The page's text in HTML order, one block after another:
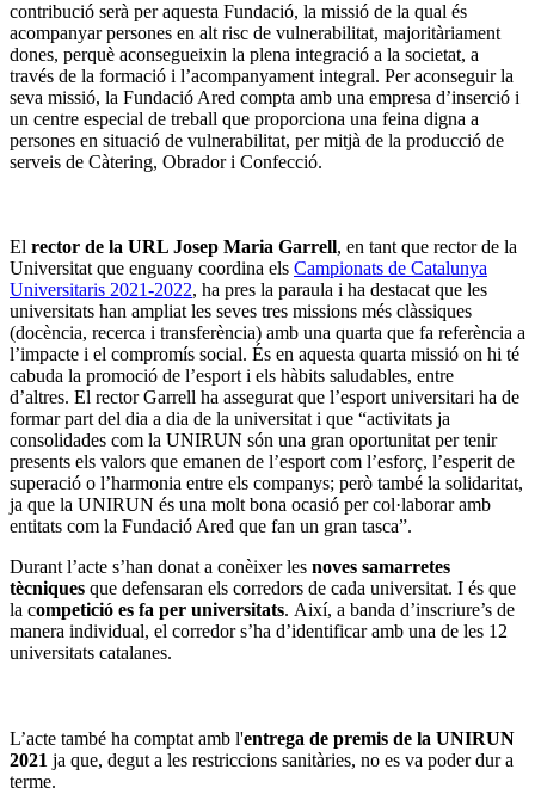
contribució serà per aquesta Fundació, la missió de la qual és
acompanyar persones en alt risc de vulnerabilitat, majoritàriament
dones, perquè aconsegueixin la plena integració a la societat, a
través de la formació i l’acompanyament integral. Per aconseguir la
seva missió, la Fundació Ared compta amb una empresa d’inserció i
un centre especial de treball que proporciona una feina digna a
persones en situació de vulnerabilitat, per mitjà de la producció de
serveis de Càtering, Obrador i Confecció.
El rector de la URL Josep Maria Garrell, en tant que rector de la
Universitat que enguany coordina els Campionats de Catalunya
Universitaris 2021-2022, ha pres la paraula i ha destacat que les
universitats han ampliat les seves tres missions més clàssiques
(docència, recerca i transferència) amb una quarta que fa referència a
l’impacte i el compromís social. És en aquesta quarta missió on hi té
cabuda la promoció de l’esport i els hàbits saludables, entre
d’altres. El rector Garrell ha assegurat que l’esport universitari ha de
formar part del dia a dia de la universitat i que “activitats ja
consolidades com la UNIRUN són una gran oportunitat per tenir
presents els valors que emanen de l’esport com l’esforç, l’esperit de
superació o l’harmonia entre els companys; però també la solidaritat,
ja que la UNIRUN és una molt bona ocasió per col·laborar amb
entitats com la Fundació Ared que fan un gran tasca”.
Durant l’acte s’han donat a conèixer les noves samarretes
tècniques que defensaran els corredors de cada universitat. I és que
la competició es fa per universitats. Així, a banda d’inscriure’s de
manera individual, el corredor s’ha d’identificar amb una de les 12
universitats catalanes.
L’acte també ha comptat amb l'entrega de premis de la UNIRUN
2021 ja que, degut a les restriccions sanitàries, no es va poder dur a
terme.